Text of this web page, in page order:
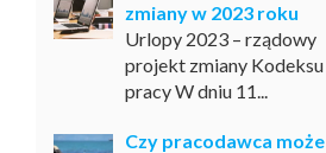
zmiany w 2023 roku
Urlopy 2023 – rządowy
projekt zmiany Kodeksu
pracy W dniu 11...
Czy pracodawca może